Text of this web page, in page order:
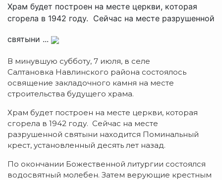
Храм будет построен на месте церкви, которая
сгорела в 1942 году. Сейчас на месте разрушенной
святыни ...
В минувшую субботу, 7 июля, в селе
Салтановка Навлинского района состоялось
освящение закладочного камня на месте
строительства будущего храма.
Храм будет построен на месте церкви, которая
сгорела в 1942 году. Сейчас на месте
разрушенной святыни находится Поминальный
крест, установленный десять лет назад.
По окончании Божественной литургии состоялся
водосвятный молебен. Затем верующие крестным